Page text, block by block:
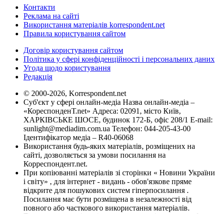
Контакти
Реклама на сайті
Використання матеріалів korrespondent.net
Правила користування сайтом
Договір користування сайтом
Політика у сфері конфіденційності і персональних даних
Угода щодо користування
Редакція
© 2000-2026, Korrespondent.net
Суб'єкт у сфері онлайн-медіа Назва онлайн-медіа –
«КореспонденТ.net» Адреса: 02091, місто Київ,
ХАРКІВСЬКЕ ШОСЕ, будинок 172-Б, офіс 208/1 E-mail:
sunlight@mediadim.com.ua Телефон: 044-205-43-00
Ідентифікатор медіа – R40-06068
Використання будь-яких матеріалів, розміщених на
сайті, дозволяється за умови посилання на
Корреспондент.net.
При копіюванні матеріалів зі сторінки « Новини України
і світу» , для інтернет - видань - обов'язкове пряме
відкрите для пошукових систем гіперпосилання .
Посилання має бути розміщена в незалежності від
повного або часткового використання матеріалів.